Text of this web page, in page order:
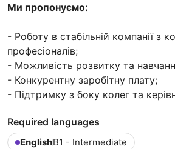
Ми пропонуємо:
- Роботу в стабільній компанії з
професіоналів;
- Можливість розвитку та
- Конкурентну заробітну плату;
- Підтримку з боку колег та
Required languages
EnglishB1 - Intermediate